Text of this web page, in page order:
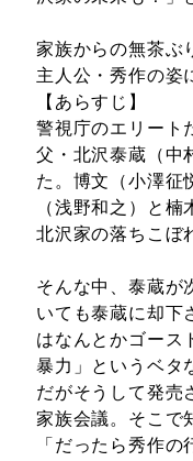
家族からの無茶ぶ
主人公・秀作の姿
【あらすじ】
警視庁のエリート
父・北沢泰蔵（中
た。博文（小澤征
（浅野和之）と
北沢家の落ちこぼ
そんな中、泰蔵が
いても泰蔵に却下
はなんとかゴース
暴力」というベタ
だがそうして発売
家族会議。そこで
「だったら秀作の